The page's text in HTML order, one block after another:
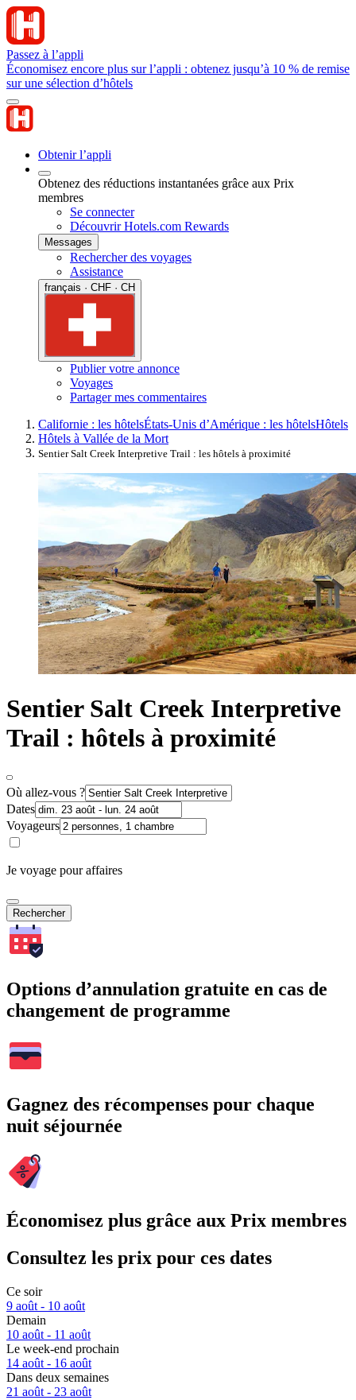
Passez à l’appli
Économisez encore plus sur l’appli : obtenez jusqu’à 10 % de remise
sur une sélection d’hôtels
Obtenir l’appli
Obtenez des réductions instantanées grâce aux Prix
membres
Se connecter
Découvrir Hotels.com Rewards
Messages
Rechercher des voyages
Assistance
français · CHF · CH
Publier votre annonce
Voyages
Partager mes commentaires
Californie : les hôtelsÉtats-Unis d’Amérique : les hôtelsHôtels
Hôtels à Vallée de la Mort
Sentier Salt Creek Interpretive Trail : les hôtels à proximité
Sentier Salt Creek Interpretive
Trail : hôtels à proximité
Où allez-vous ?
Dates
Voyageurs
Je voyage pour affaires
Rechercher
Options d’annulation gratuite en cas de
changement de programme
Gagnez des récompenses pour chaque
nuit séjournée
Économisez plus grâce aux Prix membres
Consultez les prix pour ces dates
Ce soir
9 août - 10 août
Demain
10 août - 11 août
Le week-end prochain
14 août - 16 août
Dans deux semaines
21 août - 23 août